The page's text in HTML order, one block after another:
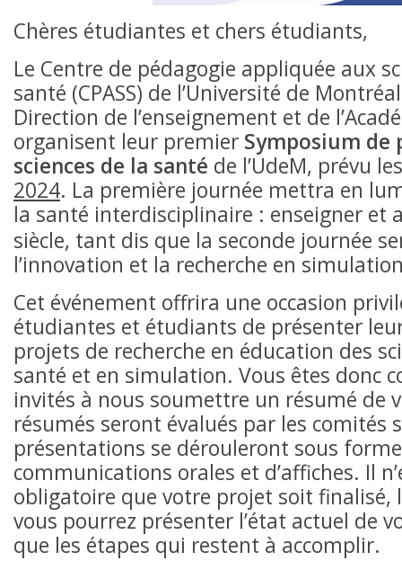
Chères étudiantes et chers étudiants,
Le Centre de pédagogie appliquée aux
santé (CPASS) de l’Université de
Direction de l’enseignement et de
organisent leur premier Symposium de
sciences de la santé de l’UdeM, prévu
2024. La première journée mettra en
la santé interdisciplinaire : enseigner et
siècle, tant dis que la seconde journée
l’innovation et la recherche en
Cet événement offrira une occasion
étudiantes et étudiants de présenter
projets de recherche en éducation des
santé et en simulation. Vous êtes donc
invités à nous soumettre un résumé de
résumés seront évalués par les comités
présentations se dérouleront sous
communications orales et d’affiches. Il
obligatoire que votre projet soit finalisé,
vous pourrez présenter l’état actuel de
que les étapes qui restent à accomplir.